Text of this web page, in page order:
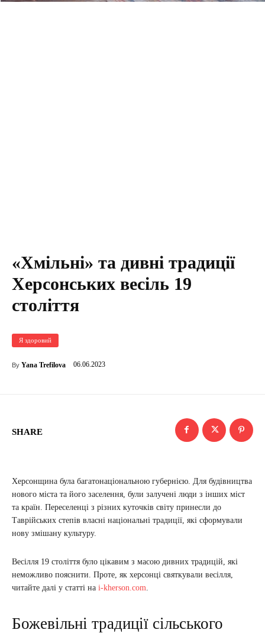
«Хмільні» та дивні традиції
Херсонських весіль 19
століття
Я здоровий
By Yana Trefilova 06.06.2023
SHARE
Херсонщина була багатонаціональною губернією. Для будівництва
нового міста та його заселення, були залучені люди з інших міст
та країн. Переселенці з різних куточків світу принесли до
Таврійських степів власні національні традиції, які сформували
нову змішану культуру.
Весілля 19 століття було цікавим з масою дивних традицій, які
неможливо пояснити. Проте, як херсонці святкували весілля,
читайте далі у статті на i-kherson.com
Божевільні традиції сільського